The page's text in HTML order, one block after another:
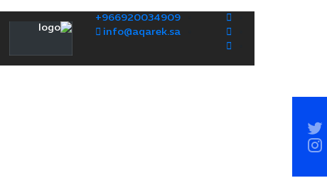
+966920034909
info@aqarek.sa
Social
Sidebar